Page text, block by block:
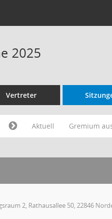
2025
Vertreter
Aktuell Gremium
2, Rathausallee 50, 22846